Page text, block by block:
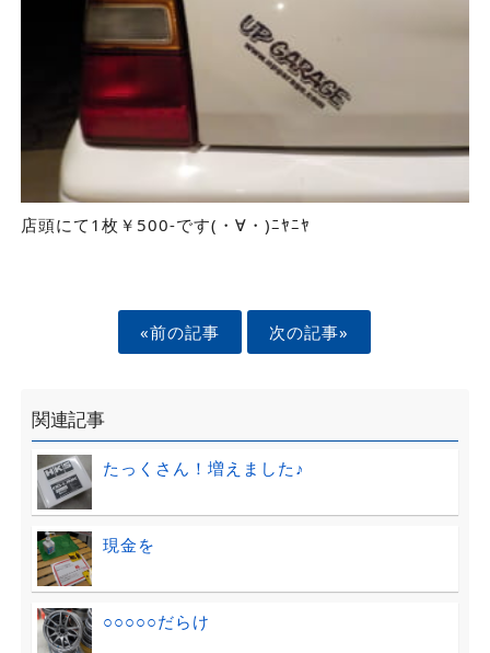
店頭にて1枚￥500-です(・∀・)ﾆﾔﾆﾔ
«前の記事 次の記事»
関連記事
たっくさん！増えました♪
現金を
○○○○○だらけ